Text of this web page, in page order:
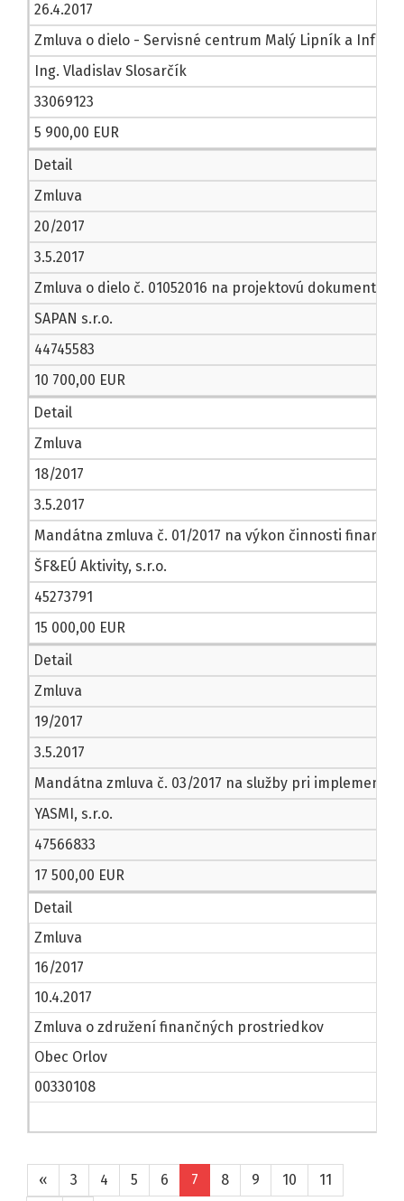
26.4.2017
Zmluva o dielo - Servisné centrum Malý Lipník a
Ing. Vladislav Slosarčík
33069123
5 900,00 EUR
Detail
Zmluva
20/2017
3.5.2017
Zmluva o dielo č. 01052016 na projektovú
SAPAN s.r.o.
44745583
10 700,00 EUR
Detail
Zmluva
18/2017
3.5.2017
Mandátna zmluva č. 01/2017 na výkon činnosti
ŠF&EÚ Aktivity, s.r.o.
45273791
15 000,00 EUR
Detail
Zmluva
19/2017
3.5.2017
Mandátna zmluva č. 03/2017 na služby pri
YASMI, s.r.o.
47566833
17 500,00 EUR
Detail
Zmluva
16/2017
10.4.2017
Zmluva o združení finančných prostriedkov
Obec Orlov
00330108
« 3 4 5 6 7 8 9 10
11